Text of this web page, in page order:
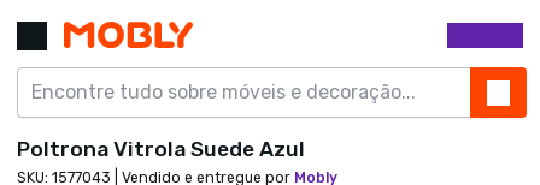
Poltrona Vitrola Suede Azul
SKU: 1577043 | Vendido e entregue por Mobly